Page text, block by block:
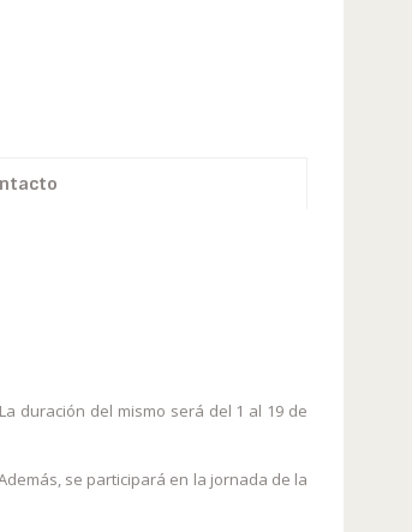
duración del mismo será del 1 al 19 de
se participará en la jornada de la